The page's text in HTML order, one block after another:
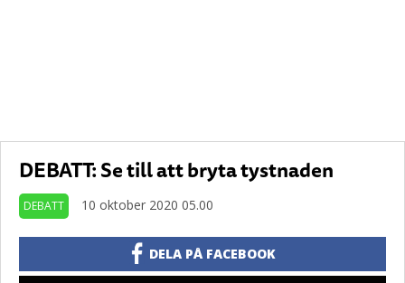
DEBATT: Se till att bryta tystnaden
DEBATT 10 oktober 2020 05.00
DELA PÅ FACEBOOK